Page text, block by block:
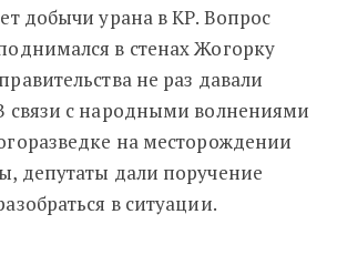
добычи урана в КР. Вопрос
в стенах Жогорку
не раз давали
связи с народными волнениями
на месторождении
депутаты дали поручение
в ситуации.